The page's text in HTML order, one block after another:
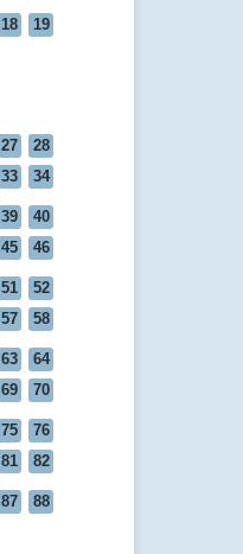
18 19
27
28
33 34
39
40
45 46
51
52
57 58
63
64
69 70
75
76
81 82
87 88